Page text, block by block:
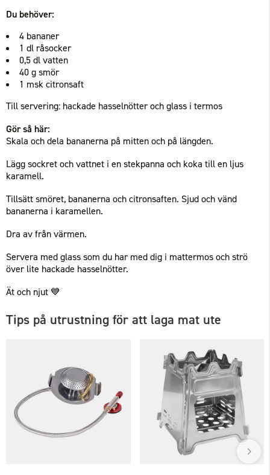
Du behöver:
4 bananer
1 dl råsocker
0,5 dl vatten
40 g smör
1 msk citronsaft
Till servering: hackade hasselnötter och glass i termos
Gör så här:
Skala och dela bananerna på mitten och på längden.
Lägg sockret och vattnet i en stekpanna och koka till en ljus
karamell.
Tillsätt smöret, bananerna och citronsaften. Sjud och vänd
bananerna i karamellen.
Dra av från värmen.
Servera med glass som du har med dig i mattermos och strö
över lite hackade hasselnötter.
Ät och njut 💙
Tips på utrustning för att laga mat ute